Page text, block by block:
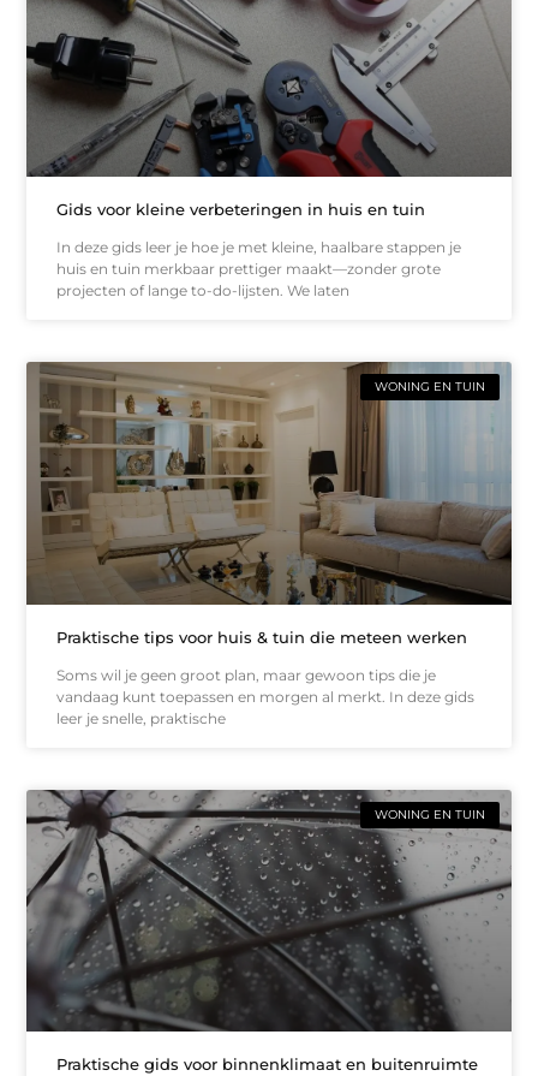
Gids voor kleine verbeteringen in huis en tuin
In deze gids leer je hoe je met kleine, haalbare stappen je
huis en tuin merkbaar prettiger maakt—zonder grote
projecten of lange to-do-lijsten. We laten
WONING EN TUIN
Praktische tips voor huis & tuin die meteen werken
Soms wil je geen groot plan, maar gewoon tips die je
vandaag kunt toepassen en morgen al merkt. In deze gids
leer je snelle, praktische
WONING EN TUIN
Praktische gids voor binnenklimaat en buitenruimte